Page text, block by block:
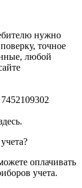
нужно
точное
любой
.
оплачивать
учета.